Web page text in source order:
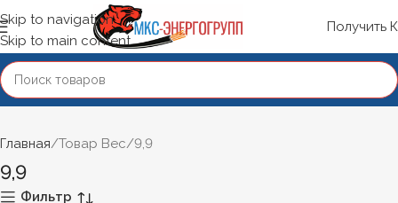
Skip to navigation
Skip to main content
Получить
Главная Товар Вес 9,9
9,9
Фильтр